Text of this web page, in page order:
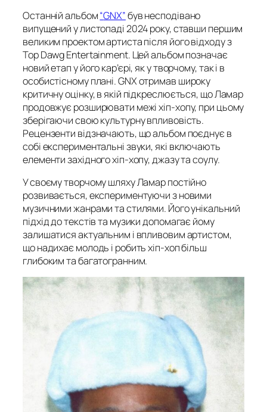
Останній альбом“GNX”був несподівано
випущений у листопаді 2024 року, ставши першим
великим проектом артиста після його відходу з
Top Dawg Entertainment. Цей альбом позначає
новий етап у його кар’єрі, як у творчому, так і в
особистісному плані.GNXотримав широку
критичну оцінку, в якій підкреслюється, що Ламар
продовжує розширювати межі хіп-хопу, при цьому
зберігаючи свою культурну впливовість.
Рецензенти відзначають, що альбом поєднує в
собі експериментальні звуки, які включають
елементи західного хіп-хопу, джазу та соулу.
У своєму творчому шляху Ламар постійно
розвивається, експериментуючи з новими
музичними жанрами та стилями. Його унікальний
підхід до текстів та музики допомагає йому
залишатися актуальним і впливовим артистом,
що надихає молодь і робить хіп-хоп більш
глибоким та багатогранним.